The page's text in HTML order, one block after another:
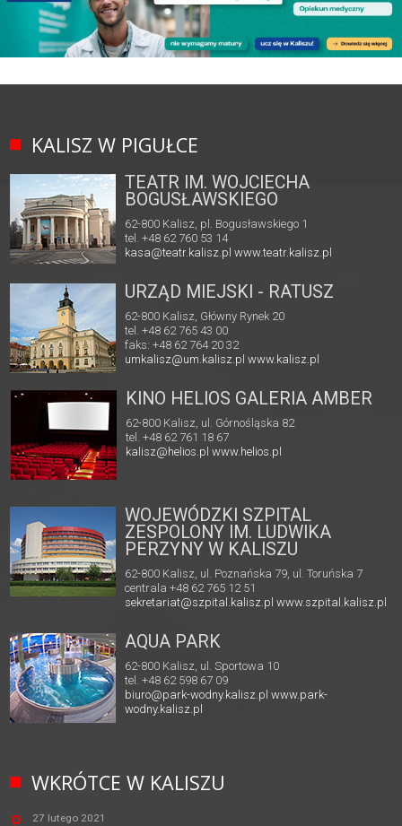
KALISZ W PIGUŁCE
TEATR IM. WOJCIECHA
BOGUSŁAWSKIEGO
62-800 Kalisz, pl. Bogusławskiego 1
tel. +48 62 760 53 14
kasa@teatr.kalisz.pl www.teatr.kalisz.pl
URZĄD MIEJSKI - RATUSZ
62-800 Kalisz, Główny Rynek 20
tel. +48 62 765 43 00
faks: +48 62 764 20 32
umkalisz@um.kalisz.plwww.kalisz.pl
KINO HELIOS GALERIA AMBER
62-800 Kalisz, ul. Górnośląska 82
tel. +48 62 761 18 67
kalisz@helios.pl www.helios.pl
WOJEWÓDZKI SZPITAL
ZESPOLONY IM. LUDWIKA
PERZYNY W KALISZU
62-800 Kalisz, ul. Poznańska 79, ul. Toruńska 7
centrala +48 62 765 12 51
sekretariat@szpital.kalisz.pl www.szpital.kalisz.pl
AQUA PARK
62-800 Kalisz, ul. Sportowa 10
tel. +48 62 598 67 09
biuro@park-wodny.kalisz.pl www.park-
wodny.kalisz.pl
WKRÓTCE W KALISZU
27 lutego 2021